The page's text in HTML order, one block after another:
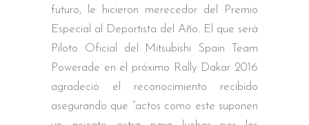
futuro, le hicieron merecedor del Premio
Especial al Deportista del Año. El que será
Piloto Oficial del Mitsubishi Spain Team
Powerade en el próximo Rally Dakar 2016
agradeció el reconocimiento recibido
asegurando que “actos como este suponen